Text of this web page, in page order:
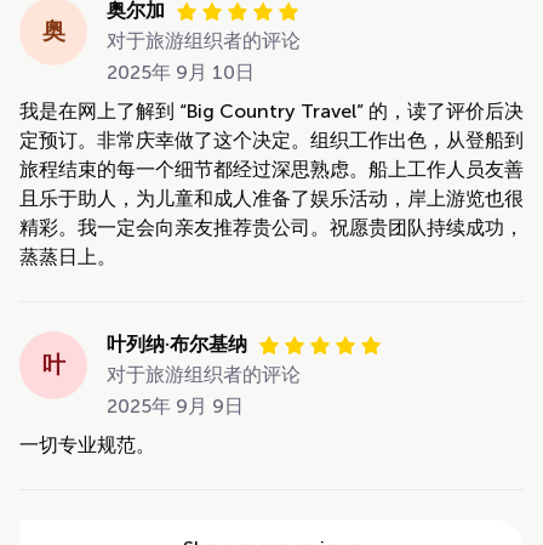
奥
奥尔加
对于旅游组织者的评论
2025年 9月 10日
我是在网上了解到 “Big Country Travel” 的，读了评价后决
定预订。非常庆幸做了这个决定。组织工作出色，从登船到
旅程结束的每一个细节都经过深思熟虑。船上工作人员友善
且乐于助人，为儿童和成人准备了娱乐活动，岸上游览也很
精彩。我一定会向亲友推荐贵公司。祝愿贵团队持续成功，
蒸蒸日上。
叶
叶列纳·布尔基纳
对于旅游组织者的评论
2025年 9月 9日
一切专业规范。